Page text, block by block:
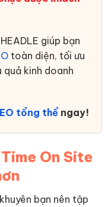
giúp bạn
toàn diện, tối ưu
quả kinh doanh
tổng thể ngay!
On Site
bạn nên tập